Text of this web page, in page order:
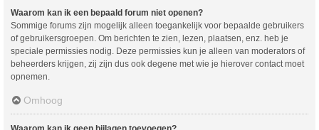
Waarom kan ik een bepaald forum niet openen?
Sommige forums zijn mogelijk alleen toegankelijk voor bepaalde gebruikers
of gebruikersgroepen. Om berichten te zien, lezen, plaatsen, enz. heb je
speciale permissies nodig. Deze permissies kun je alleen van moderators of
beheerders krijgen, zij zijn dus ook degene met wie je hierover contact moet
opnemen.
Omhoog